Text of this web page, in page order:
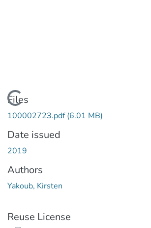
Loading...
Files
100002723.pdf(6.01 MB)
Date issued
2019
Authors
Yakoub, Kirsten
Reuse License